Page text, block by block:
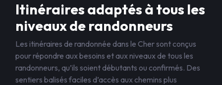
Itinéraires adaptés à tous les
niveaux de randonneurs
Les itinéraires de randonnée dans le Cher sont conçus
pour répondre aux besoins et aux niveaux de tous les
randonneurs, qu’ils soient débutants ou confirmés. Des
sentiers balisés faciles d’accès aux chemins plus